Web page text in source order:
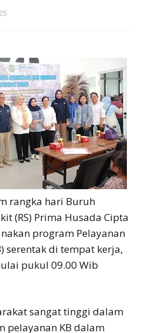
rangka hari Buruh
(RS) Prima Husada Cipta
program Pelayanan
serentak di tempat kerja,
pukul 09.00 Wib
sangat tinggi dalam
pelayanan KB dalam